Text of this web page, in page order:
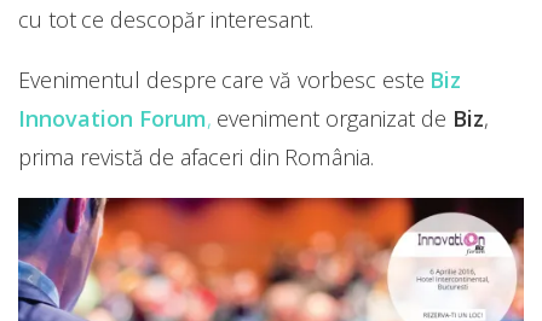
cu tot ce descopăr interesant.
Evenimentul despre care vă vorbesc este Biz
Innovation Forum, eveniment organizat de Biz,
prima revistă de afaceri din România.